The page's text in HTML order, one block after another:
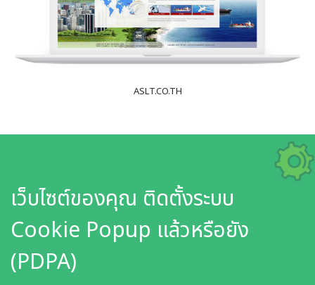
ASLT.CO.TH
เว็บไซต์ของคุณ ติดตั้งระบบ
Cookie Popup แล้วหรือยัง
(PDPA)